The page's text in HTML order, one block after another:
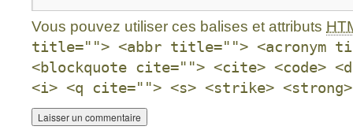
Vous pouvez utiliser ces balises et attributs
title=""> <abbr title=""> <acronym
<blockquote cite=""> <cite> <code>
<i> <q cite=""> <s> <strike> <strong>